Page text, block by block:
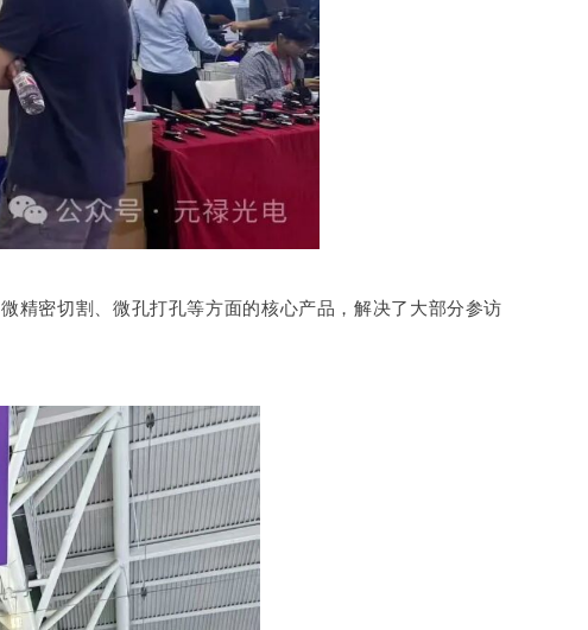
精密切割、微孔打孔等方面的核心产品，解决了大部分参访